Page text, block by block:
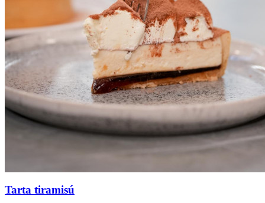
Tarta tiramisú